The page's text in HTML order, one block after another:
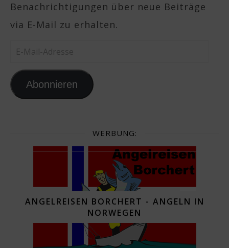
Benachrichtigungen über neue Beiträge
via E-Mail zu erhalten.
E-Mail-Adresse
Abonnieren
WERBUNG:
ANGELREISEN BORCHERT - ANGELN IN
NORWEGEN